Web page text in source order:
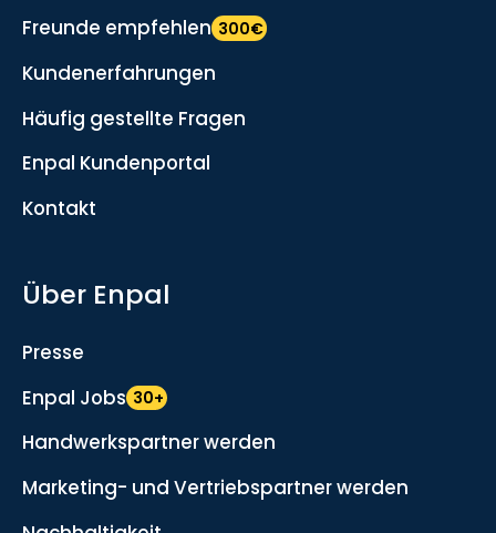
Freunde empfehlen 300€
Kundenerfahrungen
Häufig gestellte Fragen
Enpal Kundenportal
Kontakt
Über Enpal
Presse
Enpal Jobs 30+
Handwerkspartner werden
Marketing- und Vertriebspartner werden